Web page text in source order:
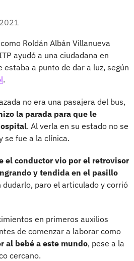
Roldán Albán Villanueva
ayudó a una ciudadana en
estaba a punto de dar a luz, según
.
no era una pasajera del bus,
la parada para que le
. Al verla en su estado no se
se fue a la clínica.
el conductor vio por el retrovisor
y tendida en el pasillo
dudarlo, paro el articulado y corrió
en primeros auxilios
de comenzar a laborar como
al bebé a este mundo, pese a la
cercano.